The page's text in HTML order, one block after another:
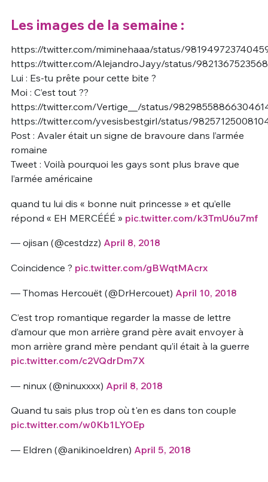
Les images de la semaine :
https://twitter.com/miminehaaa/status/
https://twitter.com/AlejandroJayy/status/
Lui : Es-tu prête pour cette bite ?
Moi : C’est tout ??
https://twitter.com/Vertige__/status/
https://twitter.com/yvesisbestgirl/status/
Post : Avaler était un signe de bravoure dans l’armée
romaine
Tweet : Voilà pourquoi les gays sont plus brave que
l’armée américaine
quand tu lui dis « bonne nuit princesse » et qu’elle
répond « EH MERCÉÉÉ » pic.twitter.com/k3TmU6u7mf
— ojisan (@cestdzz) April 8, 2018
Coincidence ? pic.twitter.com/gBWqtMAcrx
— Thomas Hercouët (@DrHercouet) April 10, 2018
C’est trop romantique regarder la masse de lettre
d’amour que mon arrière grand père avait envoyer à
mon arrière grand mère pendant qu’il était à la guerre
pic.twitter.com/c2VQdrDm7X
— ninux (@ninuxxxx) April 8, 2018
Quand tu sais plus trop où t'en es dans ton couple
pic.twitter.com/w0Kb1LYOEp
— Eldren (@anikinoeldren) April 5, 2018